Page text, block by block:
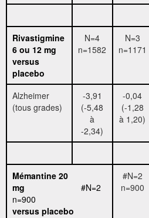
Rivastigmine
6 ou 12 mg
versus
placebo
N=4
n=1582
N=3
n=1171
Alzheimer
(tous grades)
-3,91
(-5,48
à
-2,34)
-0,04
(-1,28
à 1,20)
Mémantine 20
mg #N=2
n=900
versus placebo
#N=2
n=900